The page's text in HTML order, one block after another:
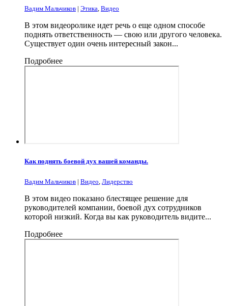
Вадим Мальчиков | Этика Видео
В этом видеоролике идет речь о еще одном способе
поднять ответственность — свою или другого человека.
Существует один очень интересный закон...
Подробнее
Как поднять боевой дух вашей команды.
Вадим Мальчиков | Видео Лидерство
В этом видео показано блестящее решение для
руководителей компании, боевой дух сотрудников
которой низкий. Когда вы как руководитель видите...
Подробнее